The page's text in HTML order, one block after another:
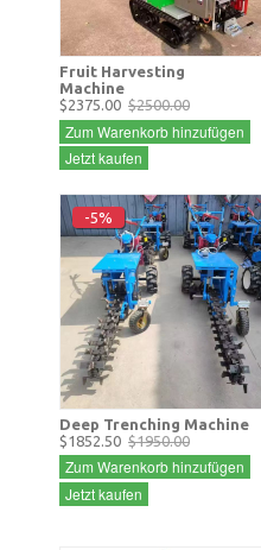
Fruit Harvesting
Machine
$2375.00 $2500.00
Zum Warenkorb hinzufügen
Jetzt kaufen
-5%
Deep Trenching Machine
$1852.50 $1950.00
Zum Warenkorb hinzufügen
Jetzt kaufen